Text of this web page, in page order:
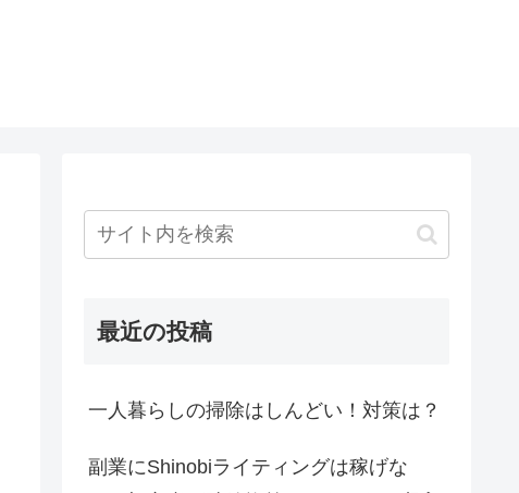
最近の投稿
一人暮らしの掃除はしんどい！対策は？
副業にShinobiライティングは稼げな